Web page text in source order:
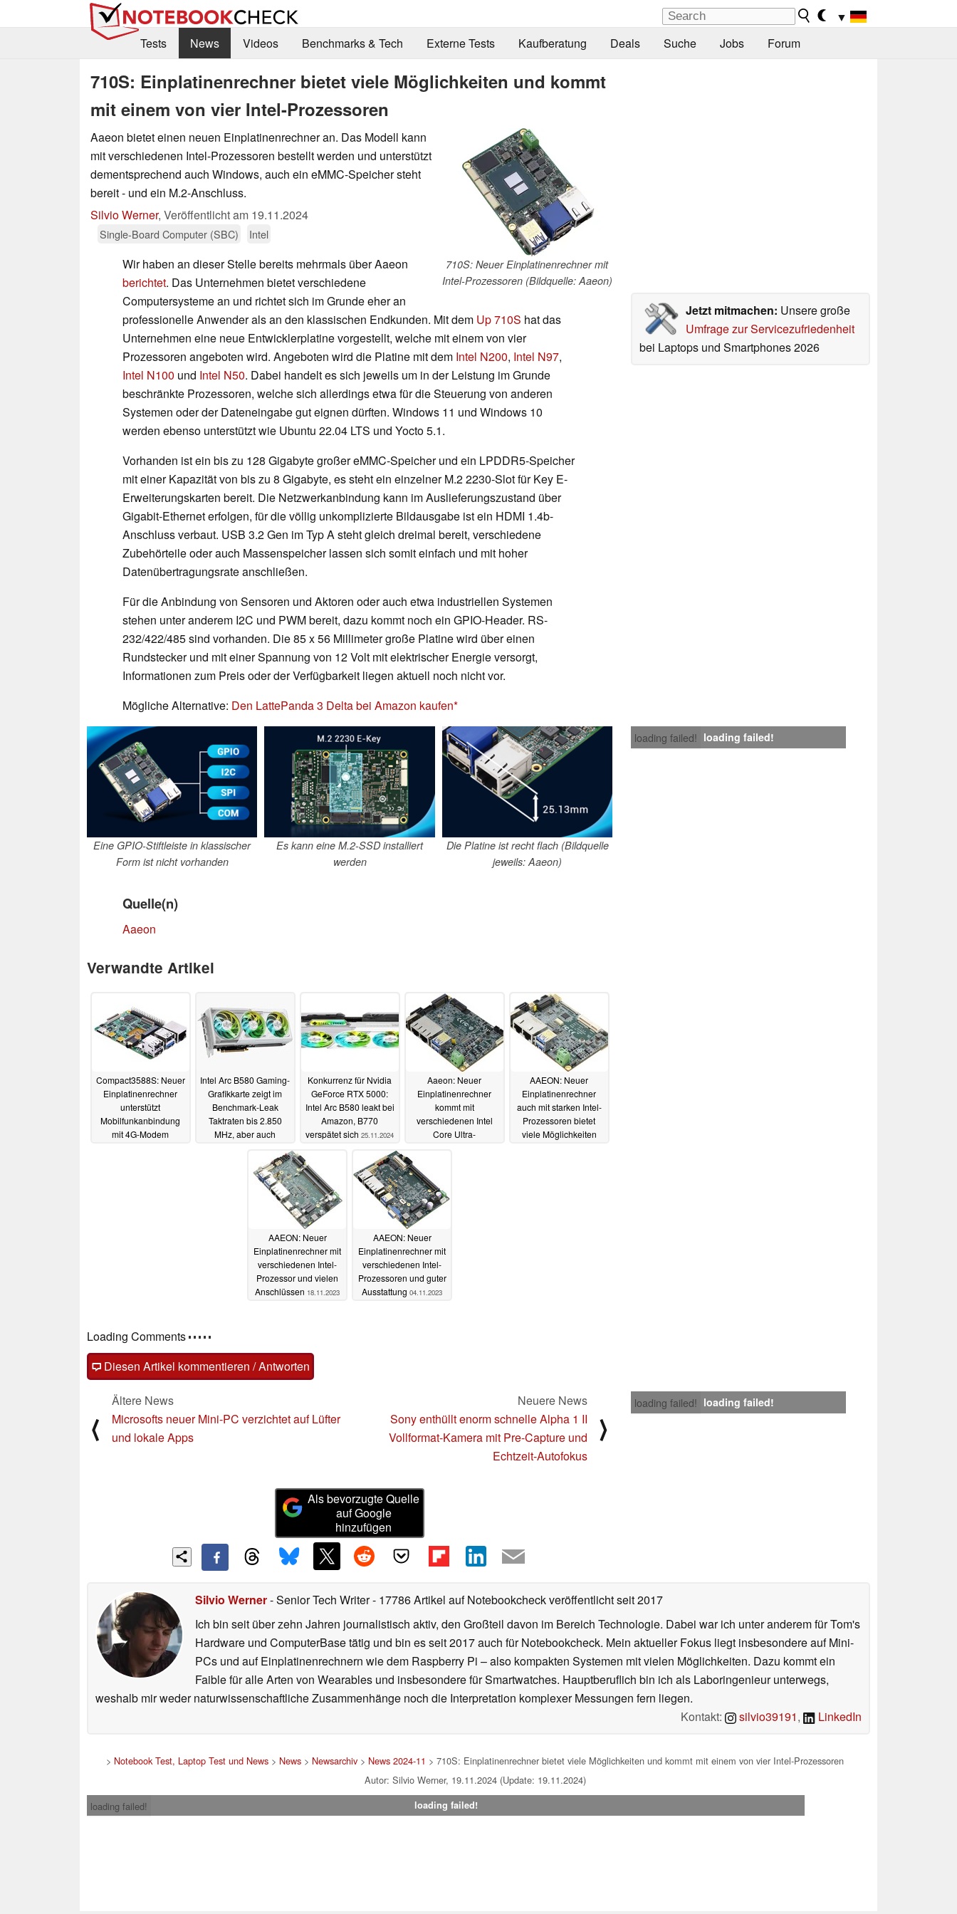
▼
Tests
News Videos Benchmarks & Tech Externe Tests Kaufberatung Deals Suche Jobs Forum
710S: Einplatinenrechner bietet viele Möglichkeiten und kommt
mit einem von vier Intel-Prozessoren
710S: Neuer Einplatinenrechner mit
Intel-Prozessoren (Bildquelle: Aaeon)
Aaeon bietet einen neuen Einplatinenrechner an. Das Modell kann
mit verschiedenen Intel-Prozessoren bestellt werden und unterstützt
dementsprechend auch Windows, auch ein eMMC-Speicher steht
bereit - und ein M.2-Anschluss.
Silvio Werner, Veröffentlicht am 19.11.2024
Single-Board Computer (SBC) Intel
Jetzt mitmachen: Unsere große
Umfrage zur Servicezufriedenheit
bei Laptops und Smartphones 2026
Wir haben an dieser Stelle bereits mehrmals über Aaeon
berichtet. Das Unternehmen bietet verschiedene
Computersysteme an und richtet sich im Grunde eher an
professionelle Anwender als an den klassischen Endkunden. Mit dem Up 710S hat das
Unternehmen eine neue Entwicklerplatine vorgestellt, welche mit einem von vier
Prozessoren angeboten wird. Angeboten wird die Platine mit dem Intel N200, Intel N97,
Intel N100 und Intel N50. Dabei handelt es sich jeweils um in der Leistung im Grunde
beschränkte Prozessoren, welche sich allerdings etwa für die Steuerung von anderen
Systemen oder der Dateneingabe gut eignen dürften. Windows 11 und Windows 10
werden ebenso unterstützt wie Ubuntu 22.04 LTS und Yocto 5.1.
Vorhanden ist ein bis zu 128 Gigabyte großer eMMC-Speicher und ein LPDDR5-Speicher
mit einer Kapazität von bis zu 8 Gigabyte, es steht ein einzelner M.2 2230-Slot für Key E-
Erweiterungskarten bereit. Die Netzwerkanbindung kann im Auslieferungszustand über
Gigabit-Ethernet erfolgen, für die völlig unkomplizierte Bildausgabe ist ein HDMI 1.4b-
Anschluss verbaut. USB 3.2 Gen im Typ A steht gleich dreimal bereit, verschiedene
Zubehörteile oder auch Massenspeicher lassen sich somit einfach und mit hoher
Datenübertragungsrate anschließen.
Für die Anbindung von Sensoren und Aktoren oder auch etwa industriellen Systemen
stehen unter anderem I2C und PWM bereit, dazu kommt noch ein GPIO-Header. RS-
232/422/485 sind vorhanden. Die 85 x 56 Millimeter große Platine wird über einen
Rundstecker und mit einer Spannung von 12 Volt mit elektrischer Energie versorgt,
Informationen zum Preis oder der Verfügbarkeit liegen aktuell noch nicht vor.
Mögliche Alternative: Den LattePanda 3 Delta bei Amazon kaufen
loading failed! loading failed!
Eine GPIO-Stiftleiste in klassischer
Form ist nicht vorhanden
Es kann eine M.2-SSD installiert
werden
Die Platine ist recht flach (Bildquelle
jeweils: Aaeon)
Quelle(n)
Aaeon
Verwandte Artikel
Compact3588S: Neuer
Einplatinenrechner
unterstützt
Mobilfunkanbindung
mit 4G-Modem
Intel Arc B580 Gaming-
Grafikkarte zeigt im
Benchmark-Leak
Taktraten bis 2.850
MHz, aber auch
Konkurrenz für Nvidia
GeForce RTX 5000:
Intel Arc B580 leakt bei
Amazon, B770
verspätet sich 25.11.2024
Aaeon: Neuer
Einplatinenrechner
kommt mit
verschiedenen Intel
Core Ultra-
AAEON: Neuer
Einplatinenrechner
auch mit starken Intel-
Prozessoren bietet
viele Möglichkeiten
AAEON: Neuer
Einplatinenrechner mit
verschiedenen Intel-
Prozessor und vielen
Anschlüssen 18.11.2023
AAEON: Neuer
Einplatinenrechner mit
verschiedenen Intel-
Prozessoren und guter
Ausstattung 04.11.2023
Loading Comments
Diesen Artikel kommentieren / Antworten
loading failed! loading failed!
⟨
Ältere News
Microsofts neuer Mini-PC verzichtet auf Lüfter
und lokale Apps
Neuere News
Sony enthüllt enorm schnelle Alpha 1 II
Vollformat-Kamera mit Pre-Capture und
Echtzeit-Autofokus
⟩
Als bevorzugte Quelle
auf Google
hinzufügen
Silvio Werner- Senior Tech Writer- 17786 Artikel auf Notebookcheck veröffentlichtseit 2017
Ich bin seit über zehn Jahren journalistisch aktiv, den Großteil davon im Bereich Technologie. Dabei war ich unter anderem für Tom's
Hardware und ComputerBase tätig und bin es seit 2017 auch für Notebookcheck. Mein aktueller Fokus liegt insbesondere auf Mini-
PCs und auf Einplatinenrechnern wie dem Raspberry Pi – also kompakten Systemen mit vielen Möglichkeiten. Dazu kommt ein
Faible für alle Arten von Wearables und insbesondere für Smartwatches. Hauptberuflich bin ich als Laboringenieur unterwegs,
weshalb mir weder naturwissenschaftliche Zusammenhänge noch die Interpretation komplexer Messungen fern liegen.
Kontakt:
silvio39191, LinkedIn
> Notebook Test, Laptop Test und News > News > Newsarchiv > News 2024-11 > 710S: Einplatinenrechner bietet viele Möglichkeiten und kommt mit einem von vier Intel-Prozessoren
Autor: Silvio Werner, 19.11.2024 (Update: 19.11.2024)
loading failed!
loading failed!